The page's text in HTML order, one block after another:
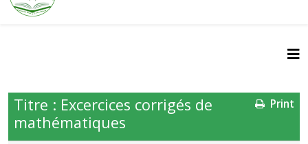
Print
Titre : Excercices corrigés de
mathématiques